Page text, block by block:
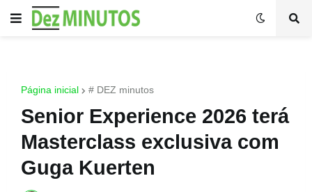
Página inicial # DEZ minutos
Senior Experience 2026 terá
Masterclass exclusiva com
Guga Kuerten